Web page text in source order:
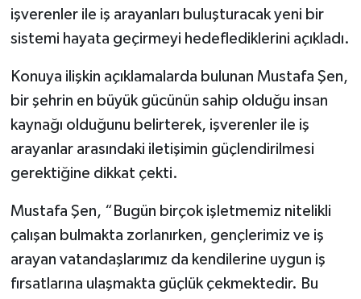
işverenler ile iş arayanları buluşturacak yeni bir
sistemi hayata geçirmeyi hedeflediklerini açıkladı.
Konuya ilişkin açıklamalarda bulunan Mustafa Şen,
bir şehrin en büyük gücünün sahip olduğu insan
kaynağı olduğunu belirterek, işverenler ile iş
arayanlar arasındaki iletişimin güçlendirilmesi
gerektiğine dikkat çekti.
Mustafa Şen, “Bugün birçok işletmemiz nitelikli
çalışan bulmakta zorlanırken, gençlerimiz ve iş
arayan vatandaşlarımız da kendilerine uygun iş
fırsatlarına ulaşmakta güçlük çekmektedir. Bu